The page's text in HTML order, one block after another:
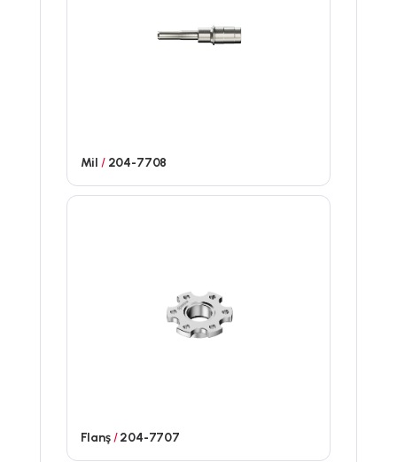
Mil /204-7708
Flanş/204-7707